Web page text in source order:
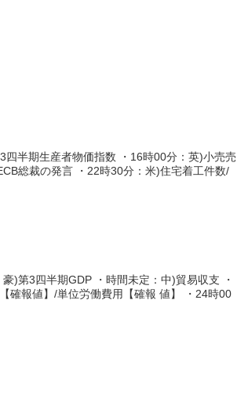
半期生産者物価指数 ・16時00分：英)小売売
総裁の発言 ・22時30分：米)住宅着工件数/
)第3四半期GDP ・時間未定：中)貿易収支 ・
確報値】/単位労働費用【確報 値】 ・24時00